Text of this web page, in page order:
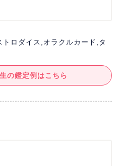
トロダイス,オラクルカード,タ
の鑑定例はこちら